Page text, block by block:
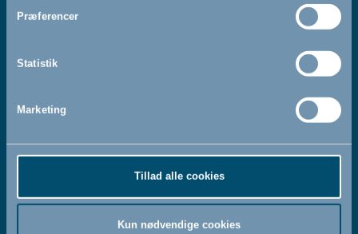
Præferencer
Statistik
Marketing
Tillad alle cookies
Kun nødvendige cookies
læst og accepteret vores
Cookiepolitik
Tilmeld
Fandt du ikke den information, du søgte, eller har du flere spørgsmål til